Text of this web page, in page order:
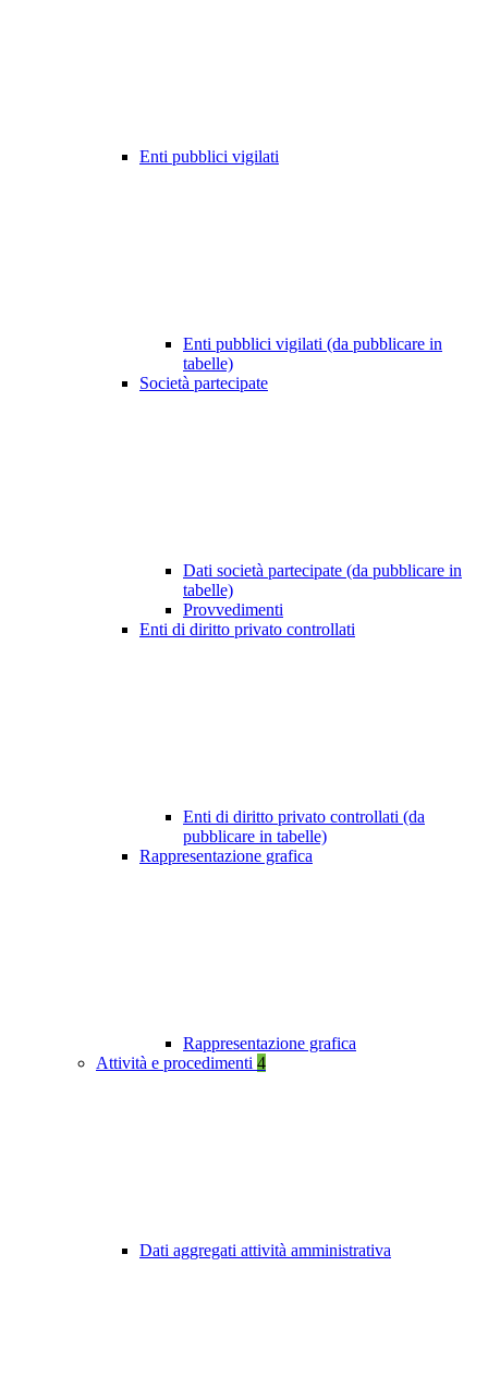
Enti pubblici vigilati
Enti pubblici vigilati (da pubblicare in
tabelle)
Società partecipate
Dati società partecipate (da pubblicare in
tabelle)
Provvedimenti
Enti di diritto privato controllati
Enti di diritto privato controllati (da
pubblicare in tabelle)
Rappresentazione grafica
Rappresentazione grafica
Attività e procedimenti 4
Dati aggregati attività amministrativa